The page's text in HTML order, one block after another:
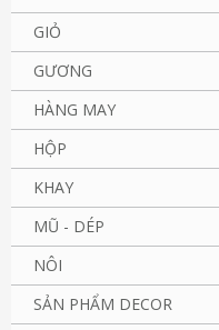
GIỎ
GƯƠNG
HÀNG MAY
HỘP
KHAY
MŨ - DÉP
NÔI
SẢN PHẨM DECOR